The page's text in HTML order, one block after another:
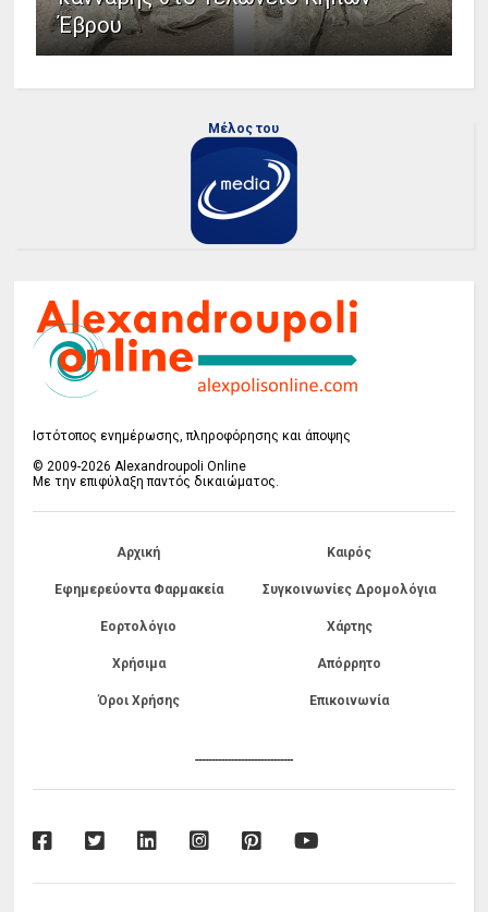
Έβρου
Μέλος του
Ιστότοπος ενημέρωσης, πληροφόρησης και άποψης
© 2009-2026 Alexandroupoli Online
Με την επιφύλαξη παντός δικαιώματος.
Αρχική Καιρός
Εφημερεύοντα Φαρμακεία Συγκοινωνίες Δρομολόγια
Εορτολόγιο Χάρτης
Χρήσιμα Απόρρητο
Όροι Χρήσης Επικοινωνία
------------------------------